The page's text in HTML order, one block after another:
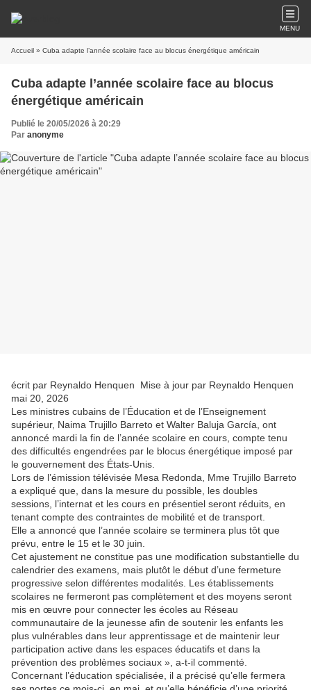
MENU
Accueil » Cuba adapte l’année scolaire face au blocus énergétique américain
Cuba adapte l’année scolaire face au blocus
énergétique américain
Publié le 20/05/2026 à 20:29
Par anonyme
écrit par Reynaldo Henquen Mise à jour par Reynaldo Henquen
mai 20, 2026
Les ministres cubains de l’Éducation et de l’Enseignement
supérieur, Naima Trujillo Barreto et Walter Baluja García, ont
annoncé mardi la fin de l’année scolaire en cours, compte tenu
des difficultés engendrées par le blocus énergétique imposé par
le gouvernement des États-Unis.
Lors de l’émission télévisée Mesa Redonda, Mme Trujillo Barreto
a expliqué que, dans la mesure du possible, les doubles
sessions, l’internat et les cours en présentiel seront réduits, en
tenant compte des contraintes de mobilité et de transport.
Elle a annoncé que l’année scolaire se terminera plus tôt que
prévu, entre le 15 et le 30 juin.
Cet ajustement ne constitue pas une modification substantielle du
calendrier des examens, mais plutôt le début d’une fermeture
progressive selon différentes modalités. Les établissements
scolaires ne fermeront pas complètement et des moyens seront
mis en œuvre pour connecter les écoles au Réseau
communautaire de la jeunesse afin de soutenir les enfants les
plus vulnérables dans leur apprentissage et de maintenir leur
participation active dans les espaces éducatifs et dans la
prévention des problèmes sociaux », a-t-il commenté.
Concernant l’éducation spécialisée, il a précisé qu’elle fermera